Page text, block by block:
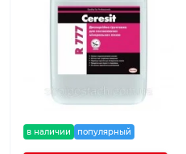
в наличии популярный